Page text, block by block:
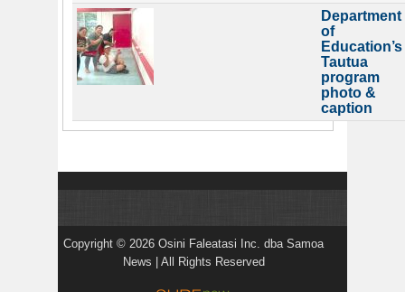
Department
of
Education’s
Tautua
program
photo &
caption
Copyright © 2026 Osini Faleatasi Inc. dba Samoa
News | All Rights Reserved